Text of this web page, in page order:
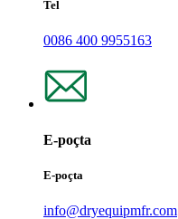
Tel
0086 400 9955163
E-poçta
E-poçta
info@dryequipmfr.com